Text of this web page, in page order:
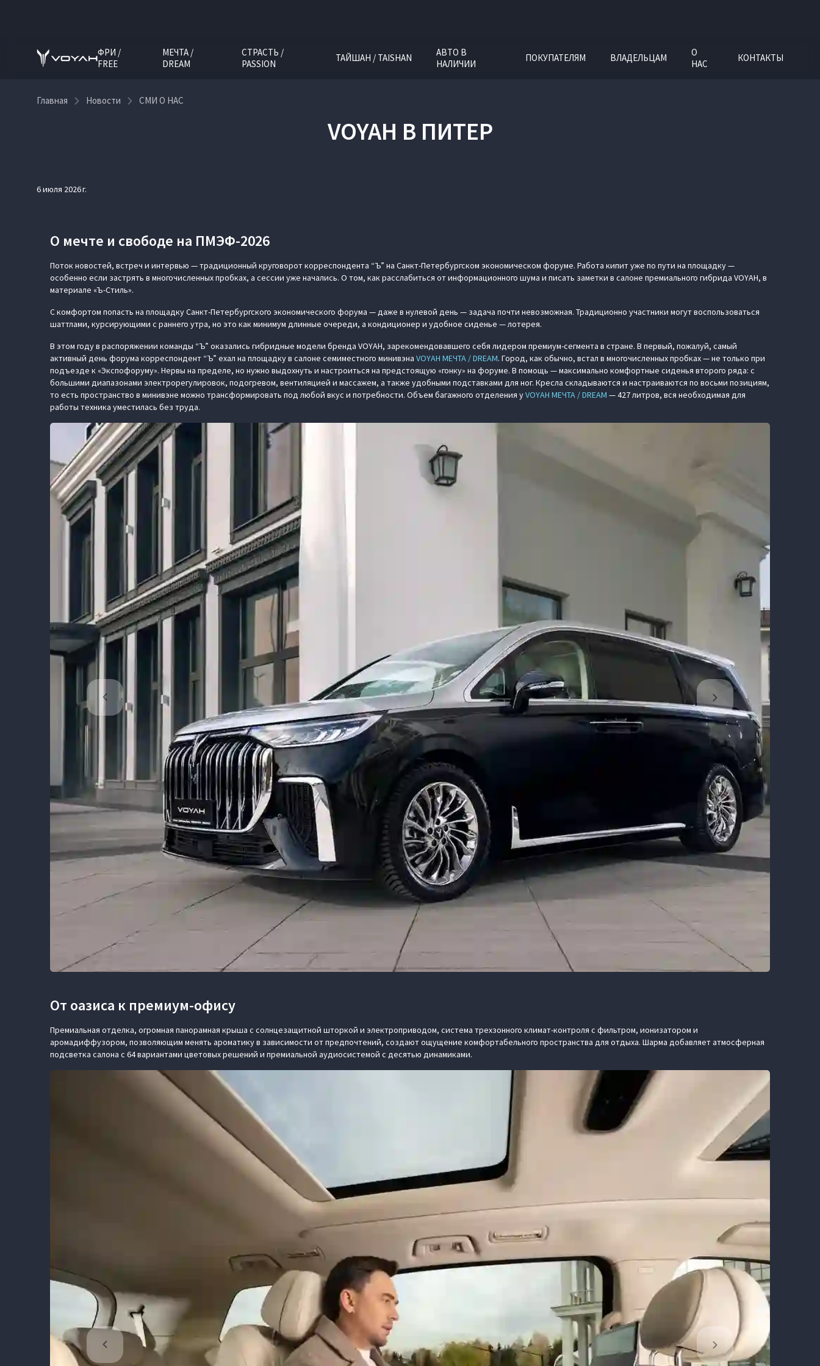
ФРИ /
FREE
МЕЧТА /
DREAM
СТРАСТЬ /
PASSION
ТАЙШАН / TAISHAN
АВТО В
НАЛИЧИИ
ПОКУПАТЕЛЯМ ВЛАДЕЛЬЦАМ
О
НАС
КОНТАКТЫ
Главная Новости СМИ О НАС
VOYAH В ПИТЕР
6 июля 2026 г.
О мечте и свободе на ПМЭФ-2026
Поток новостей, встреч и интервью — традиционный круговорот корреспондента “Ъ” на Санкт-Петербургском экономическом форуме. Работа кипит уже по пути на площадку —
особенно если застрять в многочисленных пробках, а сессии уже начались. О том, как расслабиться от информационного шума и писать заметки в салоне премиального гибрида VOYAH, в
материале «Ъ-Стиль».
С комфортом попасть на площадку Санкт-Петербургского экономического форума — даже в нулевой день — задача почти невозможная. Традиционно участники могут воспользоваться
шаттлами, курсирующими с раннего утра, но это как минимум длинные очереди, а кондиционер и удобное сиденье — лотерея.
В этом году в распоряжении команды “Ъ” оказались гибридные модели бренда VOYAH, зарекомендовавшего себя лидером премиум-сегмента в стране. В первый, пожалуй, самый
активный день форума корреспондент “Ъ” ехал на площадку в салоне семиместного минивэна VOYAH МЕЧТА / DREAM. Город, как обычно, встал в многочисленных пробках — не только при
подъезде к «Экспофоруму». Нервы на пределе, но нужно выдохнуть и настроиться на предстоящую «гонку» на форуме. В помощь — максимально комфортные сиденья второго ряда: с
большими диапазонами электрорегулировок, подогревом, вентиляцией и массажем, а также удобными подставками для ног. Кресла складываются и настраиваются по восьми позициям,
то есть пространство в минивэне можно трансформировать под любой вкус и потребности. Объем багажного отделения уVOYAH МЕЧТА / DREAM — 427 литров, вся необходимая для
работы техника уместилась без труда.
От оазиса к премиум-офису
Премиальная отделка, огромная панорамная крыша с солнцезащитной шторкой и электроприводом, система трехзонного климат-контроля с фильтром, ионизатором и
аромадиффузором, позволяющим менять ароматику в зависимости от предпочтений, создают ощущение комфортабельного пространства для отдыха. Шарма добавляет атмосферная
подсветка салона с 64 вариантами цветовых решений и премиальной аудиосистемой с десятью динамиками.